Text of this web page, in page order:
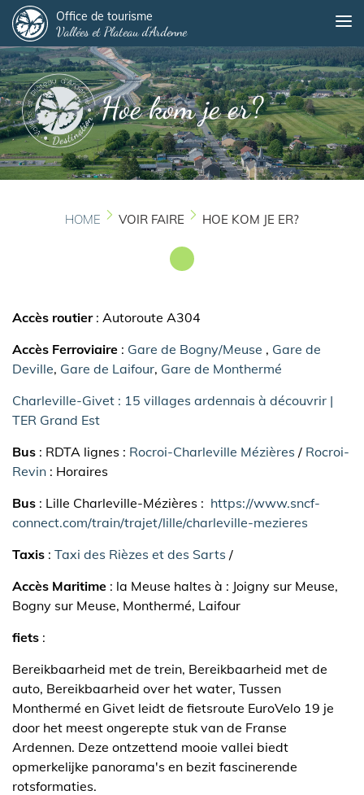
en
naar
de
inhoud
gaan
Office de tourisme
Vallées et Plateau d'Ardenne
Hoe kom je er?
HOME VOIR FAIRE HOE KOM JE ER?
Accès routier: Autoroute A304
Accès Ferroviaire : Gare de Bogny/Meuse , Gare de
Deville, Gare de Laifour, Gare de Monthermé
Charleville-Givet : 15 villages ardennais à découvrir |
TER Grand Est
Bus : RDTA lignes : Rocroi-Charleville Mézières / Rocroi-
Revin : Horaires
Bus : Lille Charleville-Mézières : https://www.sncf-
connect.com/train/trajet/lille/charleville-mezieres
Taxis : Taxi des Rièzes et des Sarts /
Accès Maritime : la Meuse haltes à : Joigny sur Meuse,
Bogny sur Meuse, Monthermé, Laifour
fiets :
Bereikbaarheid met de trein, Bereikbaarheid met de
auto, Bereikbaarheid over het water, Tussen
Monthermé en Givet leidt de fietsroute EuroVelo 19 je
door het meest ongerepte stuk van de Franse
Ardennen. Deze ontzettend mooie vallei biedt
opmerkelijke panorama's en bezit fascinerende
rotsformaties.
Panneau de gestion des cookies